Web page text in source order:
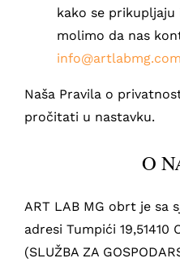
kako se
molimo da nas
info@artlabmg.com
Naša Pravila o
pročitati u nastavku.
O
ART LAB MG obrt je sa
adresi Tumpići 19,51410
(SLUŽBA ZA